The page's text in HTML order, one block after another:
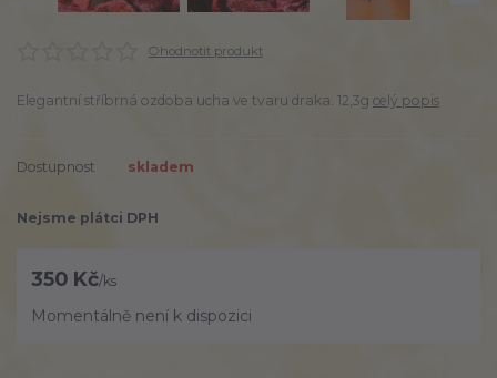
Ohodnotit produkt
Elegantní stříbrná ozdoba ucha ve tvaru draka. 12,3g celý popis
Dostupnost skladem
Nejsme plátci DPH
350 Kč/ks
Momentálně není k dispozici